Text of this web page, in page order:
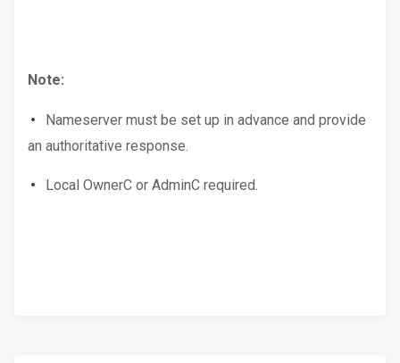
Note:
Nameserver must be set up in advance and provide
an authoritative response.
Local OwnerC or AdminC required.